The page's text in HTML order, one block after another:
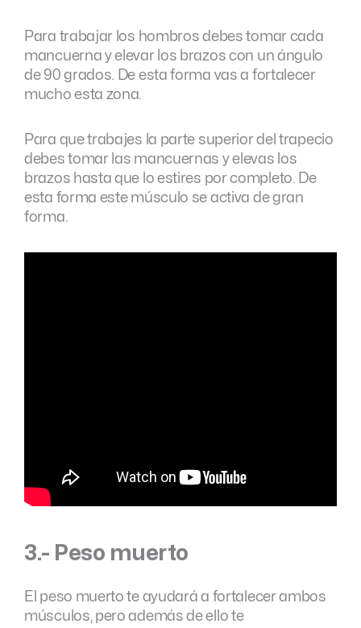
Para trabajar los hombros debes tomar cada
mancuerna y elevar los brazos con un ángulo
de 90 grados. De esta forma vas a fortalecer
mucho esta zona.
Para que trabajes la parte superior del trapecio
debes tomar las mancuernas y elevas los
brazos hasta que lo estires por completo. De
esta forma este músculo se activa de gran
forma.
3.- Peso muerto
El peso muerto te ayudará a fortalecer ambos
músculos, pero además de ello te